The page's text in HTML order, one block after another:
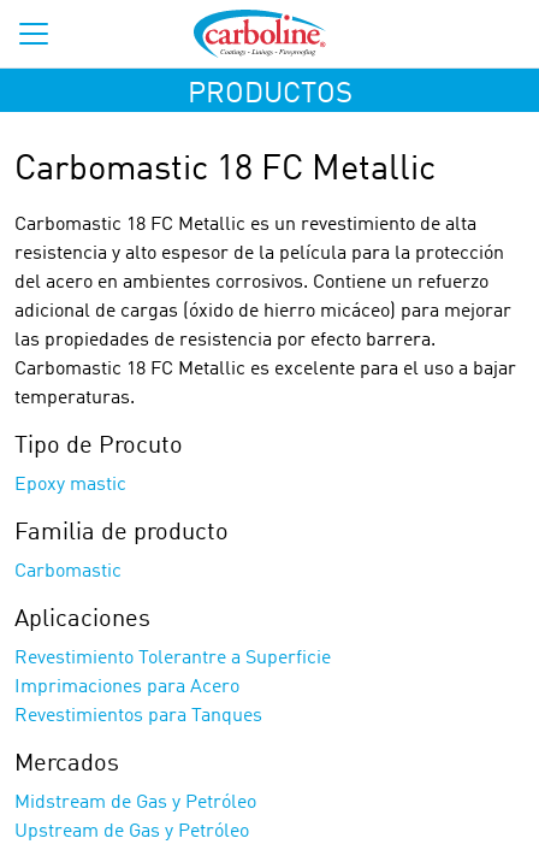
PRODUCTOS
Carbomastic 18 FC Metallic
Carbomastic 18 FC Metallic es un revestimiento de alta
resistencia y alto espesor de la película para la protección
del acero en ambientes corrosivos. Contiene un refuerzo
adicional de cargas (óxido de hierro micáceo) para mejorar
las propiedades de resistencia por efecto barrera.
Carbomastic 18 FC Metallic es excelente para el uso a bajar
temperaturas.
Tipo de Procuto
Epoxy mastic
Familia de producto
Carbomastic
Aplicaciones
Revestimiento Tolerantre a Superficie
Imprimaciones para Acero
Revestimientos para Tanques
Mercados
Midstream de Gas y Petróleo
Upstream de Gas y Petróleo